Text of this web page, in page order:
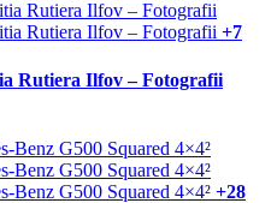
+7
Rutiera Ilfov – Fotografii
+28